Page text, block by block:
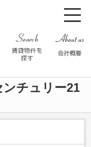
ンチュリー21